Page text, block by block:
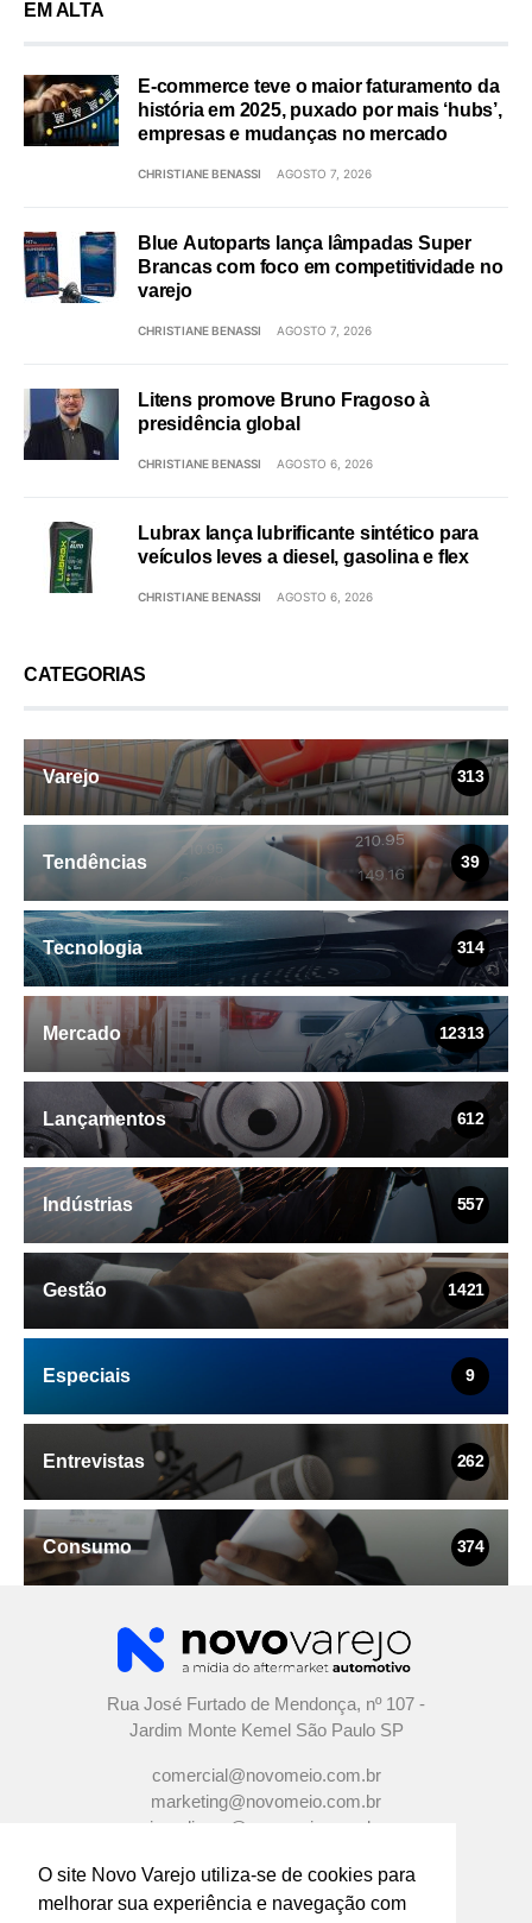
O site Novo Varejo utiliza-se de cookies para
melhorar sua experiência e navegação com
EM ALTA
E-commerce teve o maior faturamento da
história em 2025, puxado por mais ‘hubs’,
empresas e mudanças no mercado
CHRISTIANE BENASSI AGOSTO 7, 2026
Blue Autoparts lança lâmpadas Super
Brancas com foco em competitividade no
varejo
CHRISTIANE BENASSI AGOSTO 7, 2026
Litens promove Bruno Fragoso à
presidência global
CHRISTIANE BENASSI AGOSTO 6, 2026
Lubrax lança lubrificante sintético para
veículos leves a diesel, gasolina e flex
CHRISTIANE BENASSI AGOSTO 6, 2026
CATEGORIAS
Varejo 313
Tendências 39
Tecnologia 314
Mercado 12313
Lançamentos 612
Indústrias 557
Gestão 1421
Especiais 9
Entrevistas 262
Consumo 374
Rua José Furtado de Mendonça, nº 107 -
Jardim Monte Kemel São Paulo SP
comercial@novomeio.com.br
marketing@novomeio.com.br
jornalismo@novomeio.com.br